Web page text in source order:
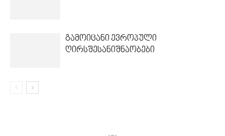
გამოიცანი ევროპული
ღირსშესანიშნაობები